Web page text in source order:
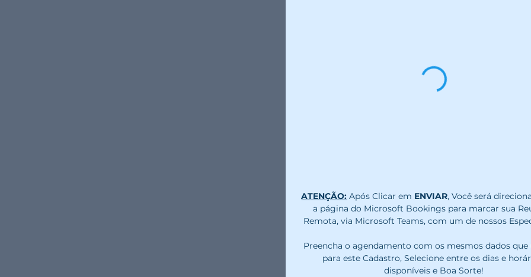
ATENÇÃO: Após Clicar em ENVIAR, Você será
a página do Microsoft Bookings para marcar sua
Remota, via Microsoft Teams, com um de nossos
Preencha o agendamento com os mesmos dados
para este Cadastro, Selecione entre os dias e
disponíveis e Boa Sorte!